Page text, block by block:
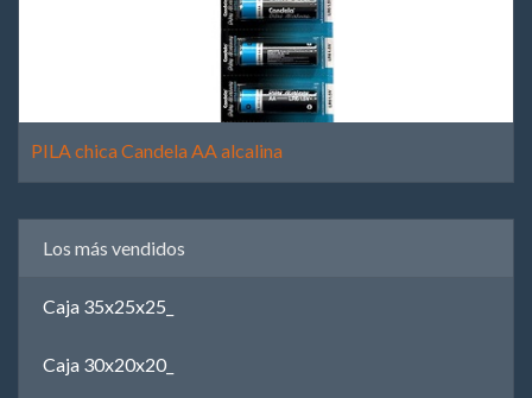
PILA chica Candela AA alcalina
Los más vendidos
Caja 35x25x25_
Caja 30x20x20_